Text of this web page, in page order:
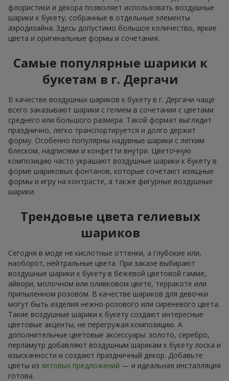
флористики и декора позволяет использовать воздушные
шарики к букету, собранные в отдельные элементы
аэродизайна. Здесь допустимо большое количество, яркие
цвета и оригинальные формы и сочетания.
Самые популярные шарики к
букетам в г. Дергачи
В качестве воздушных шариков к букету в г. Дергачи чаще
всего заказывают шарики с гелием в сочетании с цветами
среднего или большого размера. Такой формат выглядит
празднично, легко транспортируется и долго держит
форму. Особенно популярны надувные шарики с легким
блеском, надписями и конфетти внутри. Цветочную
композицию часто украшают воздушные шарики к букету в
форме шариковых фонтанов, которые сочетают изящные
формы и игру на контрасте, а также фигурные воздушные
шарики.
Трендовые цвета гелиевых
шариков
Сегодня в моде не кислотные оттенки, а глубокие или,
наоборот, нейтральные цвета. При заказе выбирают
воздушные шарики к букету в бежевой цветовой гамме,
айвори, молочном или оливковом цвете, терракоте или
припыленном розовом. В качестве шариков для девочки
могут быть изделия нежно-розового или сиреневого цвета.
Такие воздушные шарики к букету создают интересные
цветовые акценты, не перегружая композицию. А
дополнительные цветовые аксессуары: золото, серебро,
перламутр добавляют воздушным шарикам к букету лоска и
изысканности и создают праздничный декор. Добавьте
цветы из хитовых предложений — и идеальная инсталляция
готова.